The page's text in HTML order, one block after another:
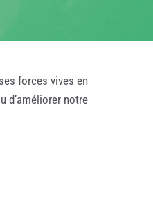
forces vives en
d’améliorer notre